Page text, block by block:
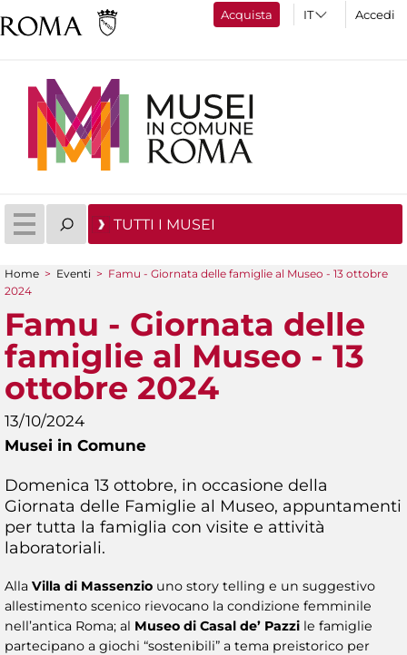
Acquista Accedi
TUTTI I MUSEI
Tu sei qui
Home > Eventi > Famu - Giornata delle famiglie al Museo - 13 ottobre
2024
Famu - Giornata delle
famiglie al Museo - 13
ottobre 2024
13/10/2024
Musei in Comune
Domenica 13 ottobre, in occasione della
Giornata delle Famiglie al Museo, appuntamenti
per tutta la famiglia con visite e attività
laboratoriali.
Alla Villa di Massenzio uno story telling e un suggestivo
allestimento scenico rievocano la condizione femminile
nell’antica Roma; al Museo di Casal de’ Pazzi le famiglie
partecipano a giochi “sostenibili” a tema preistorico per